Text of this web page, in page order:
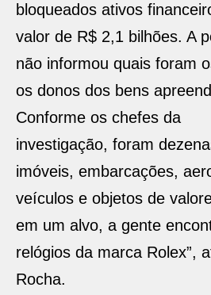
bloqueados ativos
valor de R$ 2,1 bilhões. A
não informou quais foram
os donos dos bens
Conforme os chefes da
investigação, foram
imóveis, embarcações,
veículos e objetos de
em um alvo, a gente
relógios da marca Rolex”,
Rocha.